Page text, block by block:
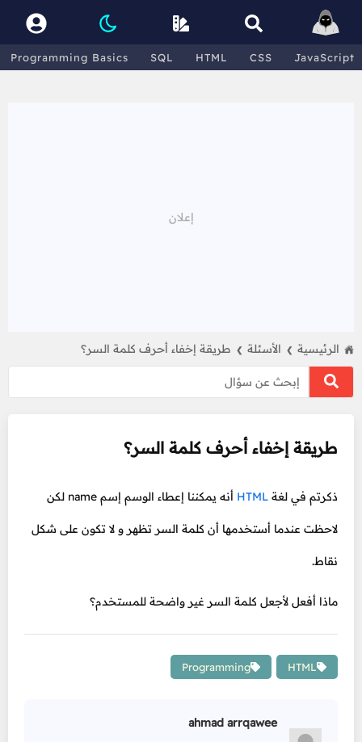
Programming Basics SQL HTML CSS JavaScript
الرئيسية ❯ الأسئلة ❯ طريقة إخفاء أحرف كلمة السر؟
طريقة إخفاء أحرف كلمة السر؟
ذكرتم في لغة HTML أنه يمكننا إعطاء الوسم إسم name لكن
لاحظت عندما أستخدمها أن كلمة السر تظهر و لا تكون على شكل
نقاط.
ماذا أفعل لأجعل كلمة السر غير واضحة للمستخدم؟
HTML
Programming
ahmad arrqawee